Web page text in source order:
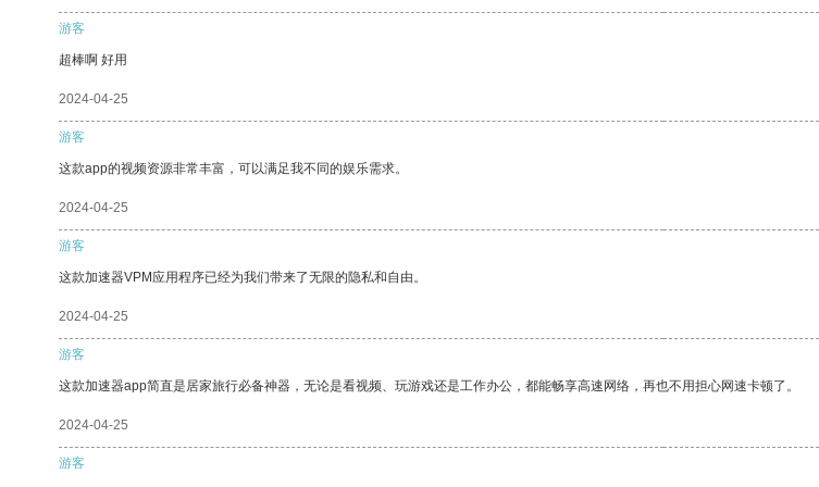
游客
超棒啊 好用
2024-04-25
游客
这款app的视频资源非常丰富，可以满足我不同的娱乐需求。
2024-04-25
游客
这款加速器VPM应用程序已经为我们带来了无限的隐私和自由。
2024-04-25
游客
这款加速器app简直是居家旅行必备神器，无论是看视频、玩游戏还是工作办公，都能畅享高速网络，再也不用担心网速卡顿了。
2024-04-25
游客